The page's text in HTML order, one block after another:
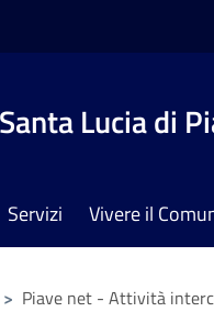
Lucia di
Servizi Vivere il
> Piave net - Attività